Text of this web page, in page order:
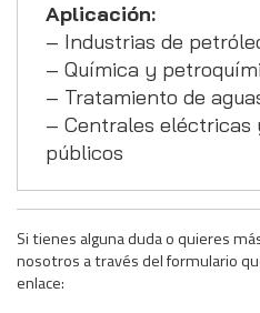
Aplicación:
– Industrias de
– Química y
– Tratamiento de
– Centrales eléctricas
públicos
Si tienes alguna duda o quieres
nosotros a través del formulario
enlace: